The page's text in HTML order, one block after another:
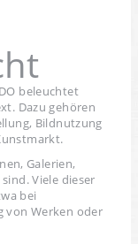
beleuchtet
Dazu gehören
Bildnutzung
Galerien,
Viele dieser
bei
von Werken oder